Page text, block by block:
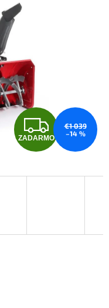
Z
A
D
ZADARMO
€1 039
–14 %